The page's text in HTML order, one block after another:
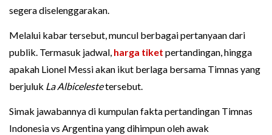
segera diselenggarakan.
Melalui kabar tersebut, muncul berbagai pertanyaan dari
publik. Termasuk jadwal, harga tiket pertandingan, hingga
apakah Lionel Messi akan ikut berlaga bersama Timnas yang
berjuluk La Albicelestetersebut.
Simak jawabannya di kumpulan fakta pertandingan Timnas
Indonesia vs Argentina yang dihimpun oleh awak